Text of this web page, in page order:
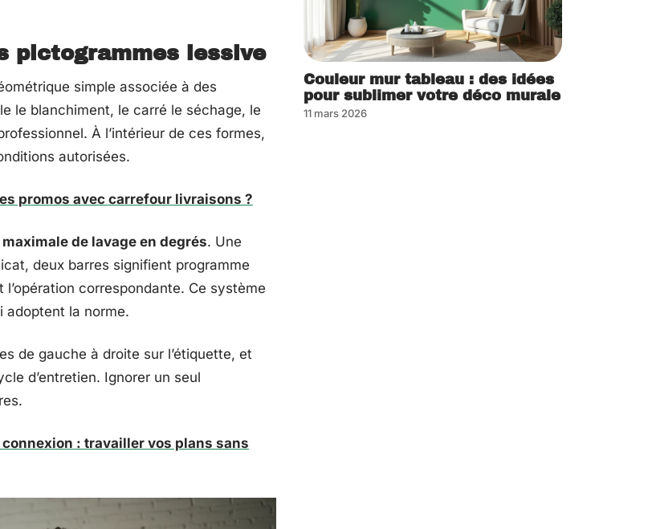
pictogrammes lessive
simple associée à des
le blanchiment, le carré le séchage, le
À l’intérieur de ces formes,
autorisées.
promos avec carrefour livraisons ?
de lavage en degrés. Une
deux barres signifient programme
correspondante. Ce système
adoptent la norme.
de gauche à droite sur l’étiquette, et
d’entretien. Ignorer un seul
: travailler vos plans sans
Couleur mur tableau : des idées
pour sublimer votre déco murale
11 mars 2026